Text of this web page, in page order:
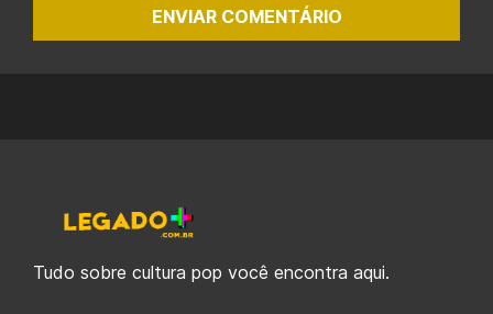
ENVIAR COMENTÁRIO
Tudo sobre cultura pop você encontra aqui.